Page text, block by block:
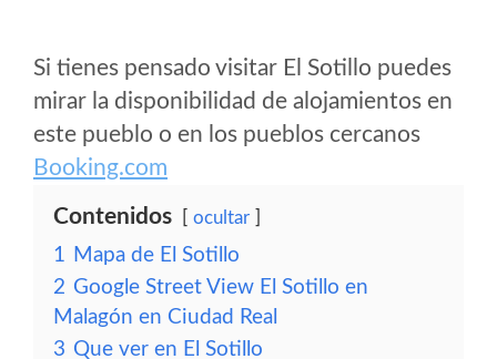
Si tienes pensado visitar El Sotillo puedes
mirar la disponibilidad de alojamientos en
este pueblo o en los pueblos cercanos
Booking.com
Contenidos ocultar
1 Mapa de El Sotillo
2 Google Street View El Sotillo en
Malagón en Ciudad Real
3 Que ver en El Sotillo